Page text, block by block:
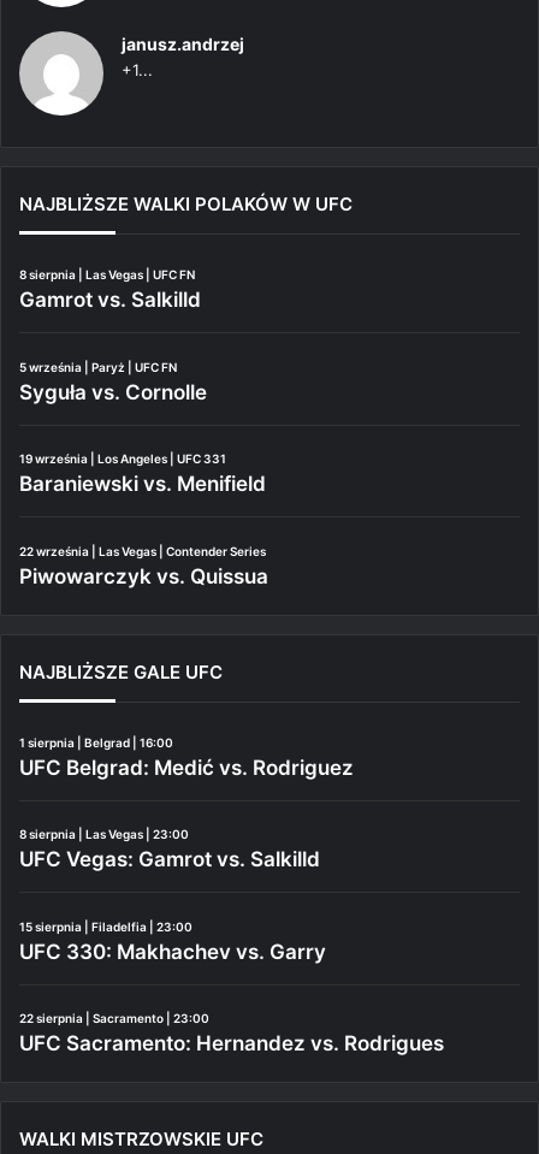
janusz.andrzej
+1...
NAJBLIŻSZE WALKI POLAKÓW W UFC
8 sierpnia | Las Vegas | UFC FN
Gamrot vs. Salkilld
5 września | Paryż | UFC FN
Syguła vs. Cornolle
19 września | Los Angeles | UFC 331
Baraniewski vs. Menifield
22 września | Las Vegas | Contender Series
Piwowarczyk vs. Quissua
NAJBLIŻSZE GALE UFC
1 sierpnia | Belgrad | 16:00
UFC Belgrad: Medić vs. Rodriguez
8 sierpnia | Las Vegas | 23:00
UFC Vegas: Gamrot vs. Salkilld
15 sierpnia | Filadelfia | 23:00
UFC 330: Makhachev vs. Garry
22 sierpnia | Sacramento | 23:00
UFC Sacramento: Hernandez vs. Rodrigues
WALKI MISTRZOWSKIE UFC